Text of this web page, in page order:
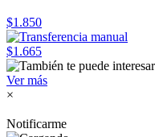
$1.850
$1.665
Ver más
×
Notificarme